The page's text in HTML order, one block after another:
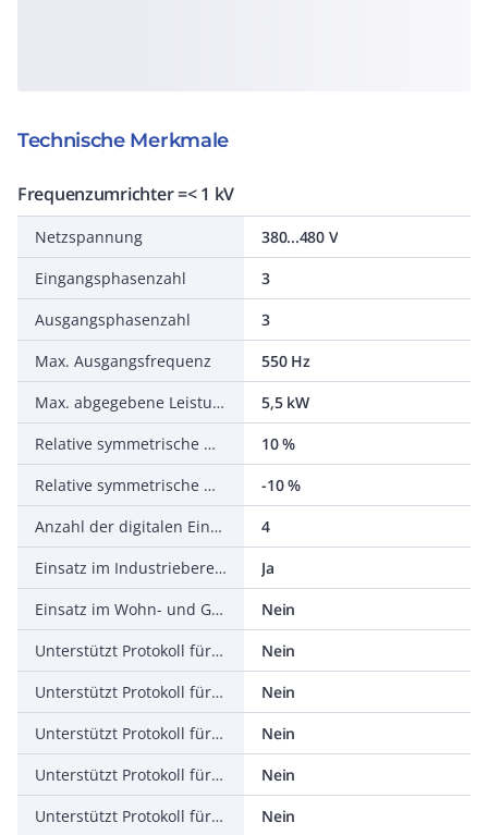
Technische Merkmale
Frequenzumrichter =< 1 kV
Netzspannung
380...480 V
Eingangsphasenzahl
3
Ausgangsphasenzahl
3
Max. Ausgangsfrequenz
550 Hz
Max. abgegebene Leistung bei linearer Belastung bei Bemessungsausgangsspannung
5,5 kW
Relative symmetrische Netzfrequenztoleranz
10 %
Relative symmetrische Netzspannungstoleranz
-10 %
Anzahl der digitalen Eingänge
4
Einsatz im Industriebereich zulässig
Ja
Einsatz im Wohn- und Gewerbebereich zulässig
Nein
Unterstützt Protokoll für TCP/IP
Nein
Unterstützt Protokoll für PROFIBUS
Nein
Unterstützt Protokoll für CAN
Nein
Unterstützt Protokoll für INTERBUS
Nein
Unterstützt Protokoll für ASI
Nein